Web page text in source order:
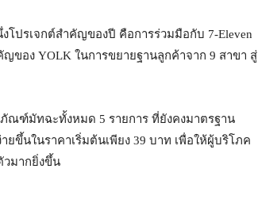
ปรเจกต์สำคัญของปี คือการร่วมมือกับ 7-Eleven
ญของ YOLK ในการขยายฐานลูกค้าจาก 9 สาขา สู่
ณฑ์มัทฉะทั้งหมด 5 รายการ ที่ยังคงมาตรฐาน
ขึ้นในราคาเริ่มต้นเพียง 39 บาท เพื่อให้ผู้บริโภค
วมากยิ่งขึ้น